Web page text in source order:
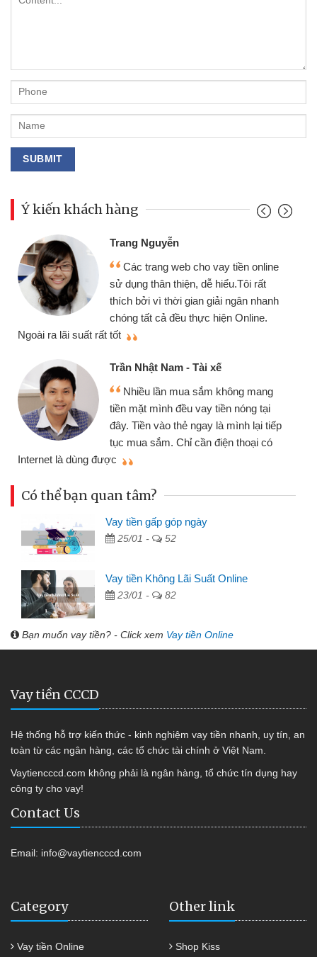
Ý kiến khách hàng
Đoàn Hữu Cảnh
Mình cần tiền gấp nên định cầm cố
chiếc xe wave nhưng thật may đã có
gói vay tiền bằng CMND online không
cần gặp mặt nên rất tiện lợi, sẽ giới
thiệu cho bạn bè biết
Cấn Văn Lực - Tạp hóa
Tôi kinh doanh buôn bán nhỏ lẻ
nhiều lúc cần vốn nhập hàng, nhờ biết
đến website qua bạn bè giới thiệu tôi
đã giải quyết được công việc của
Có thể bạn quan tâm?
Vay tiền gấp góp ngày
25/01 - 52
Vay tiền Không Lãi Suất Online
23/01 - 82
Bạn muốn vay tiền? - Click xem Vay tiền Online
Vay tiền CCCD
Hệ thống hỗ trợ kiến thức - kinh nghiệm vay tiền nhanh, uy tín, an
toàn từ các ngân hàng, các tổ chức tài chính ở Việt Nam.
Vaytiencccd.com không phải là ngân hàng, tổ chức tín dụng hay
công ty cho vay!
Contact Us
Email: info@vaytiencccd.com
Category
Vay tiền Online
Other link
Shop Kiss